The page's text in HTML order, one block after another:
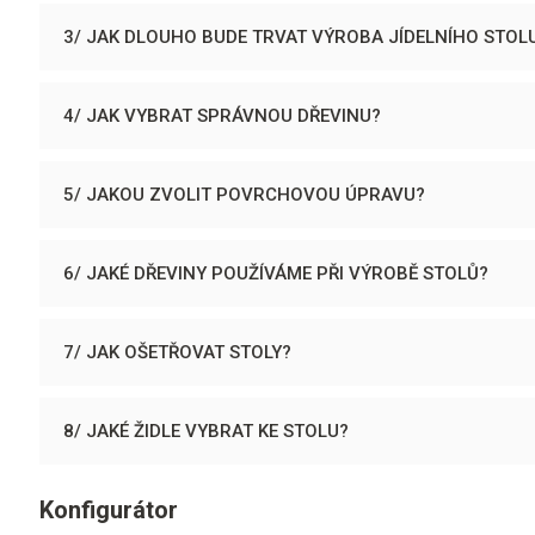
3/ JAK DLOUHO BUDE TRVAT VÝROBA JÍDELNÍHO
4/ JAK VYBRAT SPRÁVNOU DŘEVINU?
5/ JAKOU ZVOLIT POVRCHOVOU ÚPRAVU?
6/ JAKÉ DŘEVINY POUŽÍVÁME PŘI VÝROBĚ STOLŮ?
7/ JAK OŠETŘOVAT STOLY?
8/ JAKÉ ŽIDLE VYBRAT KE STOLU?
Konfigurátor